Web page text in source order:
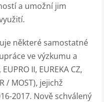
a umožní jim
některé samostatné
ve výzkumu a
II, EUREKA CZ,
/ MOST), jejichž
2017. Nově schválený